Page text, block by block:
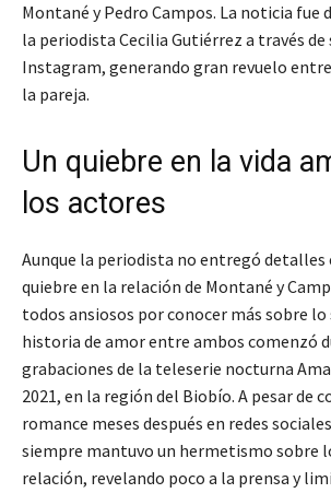
Montané y Pedro Campos. La noticia fue
la periodista Cecilia Gutiérrez a través de
Instagram, generando gran revuelo
la pareja.
Un quiebre en la vida
los actores
Aunque la periodista no entregó detalles
quiebre en la relación de Montané y
todos ansiosos por conocer más sobre lo
historia de amor entre ambos comenzó
grabaciones de la teleserie nocturna
2021, en la región del Biobío. A pesar de
romance meses después en redes
siempre mantuvo un hermetismo sobre
relación, revelando poco a la prensa y